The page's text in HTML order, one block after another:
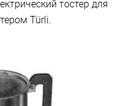
тостер для
Türli.